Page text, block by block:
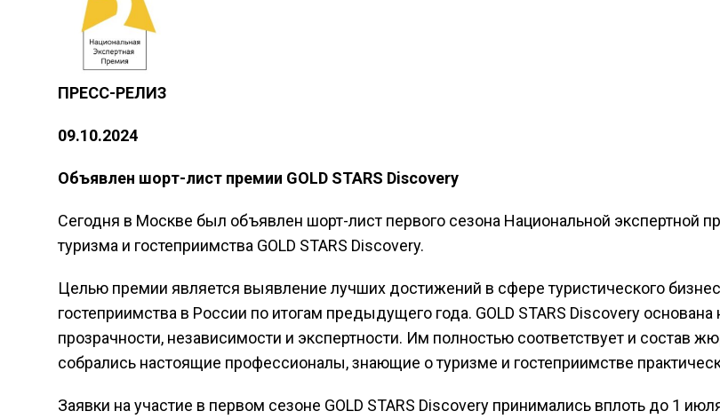
ПРЕСС-РЕЛИЗ
09.10.2024
Объявлен шорт-лист премии GOLD STARS Discovery
Сегодня в Москве был объявлен шорт-лист первого сезона Национальной экспертной
туризма и гостеприимства GOLD STARS Discovery.
Целью премии является выявление лучших достижений в сфере туристического
гостеприимства в России по итогам предыдущего года. GOLD STARS Discovery основана
прозрачности, независимости и экспертности. Им полностью соответствует и состав
собрались настоящие профессионалы, знающие о туризме и гостеприимстве
Заявки на участие в первом сезоне GOLD STARS Discovery принимались вплоть до 1